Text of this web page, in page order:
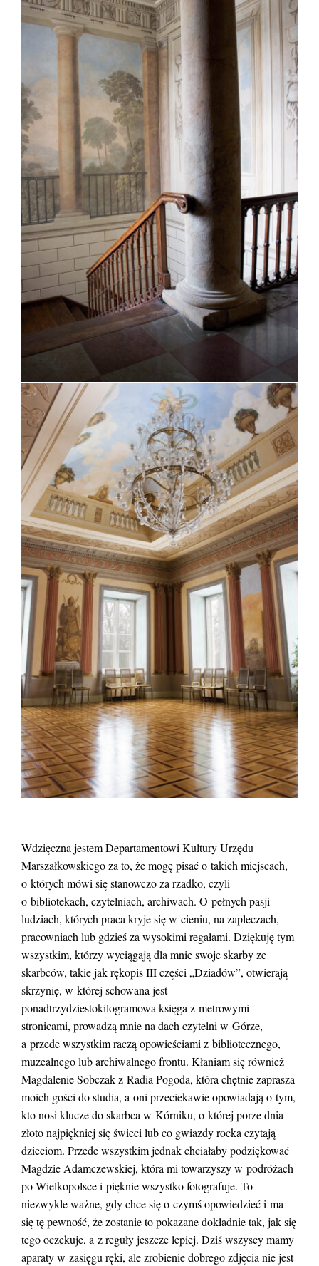
Wdzięczna jestem Departamentowi Kultury Urzędu
Marszałkowskiego za to, że mogę pisać o takich miejscach,
o których mówi się stanowczo za rzadko, czyli
o bibliotekach, czytelniach, archiwach. O pełnych pasji
ludziach, których praca kryje się w cieniu, na zapleczach,
pracowniach lub gdzieś za wysokimi regałami. Dziękuję tym
wszystkim, którzy wyciągają dla mnie swoje skarby ze
skarbców, takie jak rękopis III części „Dziadów”, otwierają
skrzynię, w której schowana jest
ponadtrzydziestokilogramowa księga z metrowymi
stronicami, prowadzą mnie na dach czytelni w Górze,
a przede wszystkim raczą opowieściami z bibliotecznego,
muzealnego lub archiwalnego frontu. Kłaniam się również
Magdalenie Sobczak z Radia Pogoda, która chętnie zaprasza
moich gości do studia, a oni przeciekawie opowiadają o tym,
kto nosi klucze do skarbca w Kórniku, o której porze dnia
złoto najpiękniej się świeci lub co gwiazdy rocka czytają
dzieciom. Przede wszystkim jednak chciałaby podziękować
Magdzie Adamczewskiej, która mi towarzyszy w podróżach
po Wielkopolsce i pięknie wszystko fotografuje. To
niezwykle ważne, gdy chce się o czymś opowiedzieć i ma
się tę pewność, że zostanie to pokazane dokładnie tak, jak się
tego oczekuje, a z reguły jeszcze lepiej. Dziś wszyscy mamy
aparaty w zasięgu ręki, ale zrobienie dobrego zdjęcia nie jest